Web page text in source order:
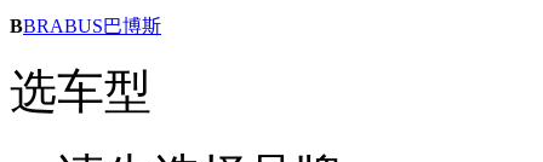
BBRABUS巴博斯
选车型